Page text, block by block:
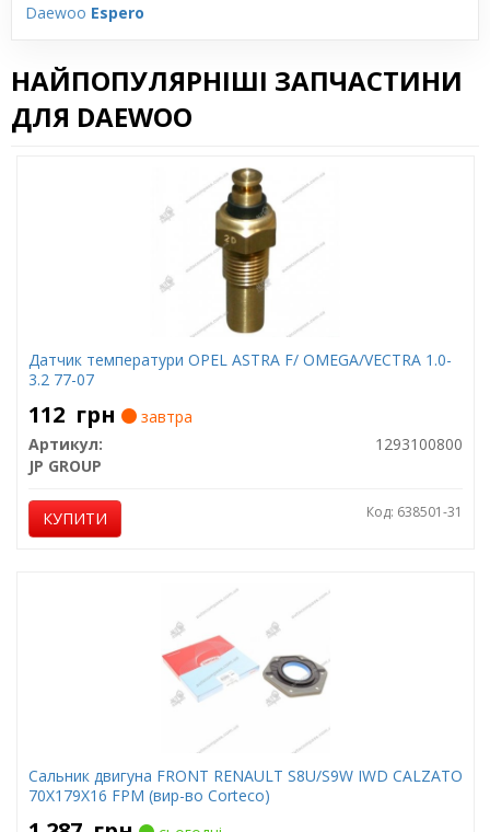
Daewoo Espero
НАЙПОПУЛЯРНІШІ ЗАПЧАСТИНИ
ДЛЯ DAEWOO
Датчик температури OPEL ASTRA F/ OMEGA/VECTRA 1.0-
3.2 77-07
112 грн
завтра
Артикул:
1293100800
JP GROUP
КУПИТИ Код: 638501-31
Сальник двигуна FRONT RENAULT S8U/S9W IWD CALZATO
70X179X16 FPM (вир-во Corteco)